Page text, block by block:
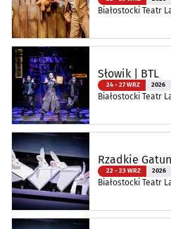
Białostocki Teatr
Słowik | BTL
24 - 27 WRZ 2026
Białostocki Teatr
Rzadkie
22 - 23 WRZ 2026
Białostocki Teatr